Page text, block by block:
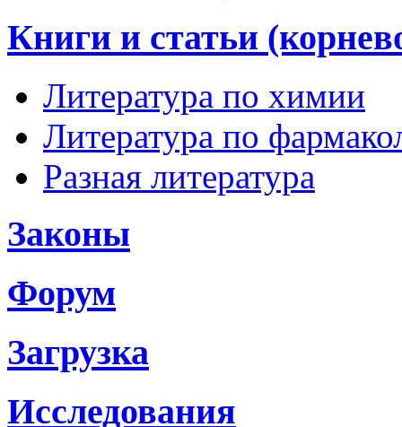
Книги и статьи
Литература по химии
Литература по
Разная литература
Законы
Форум
Загрузка
Исследования